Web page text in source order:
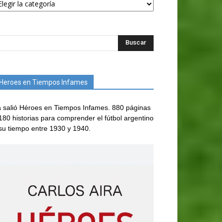
Heroes en Tiempos Infames
salió Héroes en Tiempos Infames. 880 páginas
historias para comprender el fútbol argentino
tiempo entre 1930 y 1940.